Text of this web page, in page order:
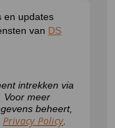
en updates
van DS
intrekken via
Voor meer
beheert,
Privacy Policy